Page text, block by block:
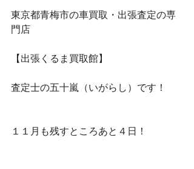
東京都青梅市の車買取・出張査定の専
門店
【出張くるま買取館】
査定士の五十嵐（いがらし）です！
１１月も残すところあと４日！